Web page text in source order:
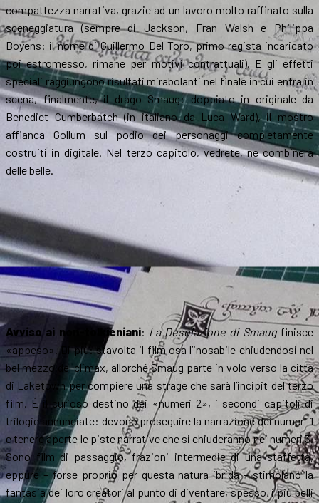
compattezza narrativa, grazie ad un lavoro molto raffinato sulla
sceneggiatura (sempre di Jackson, Fran Walsh e Philippa
Boyens: il nome di Guillermo Del Toro, primo regista incaricato
poi estromesso, rimane per motivi contrattuali). E gli effetti
speciali raggiungono risultati mirabolanti nel finale in cui entra in
scena, finalmente, il drago Smaug: doppiato in originale da
Benedict Cumberbatch (in italiano da Luca Ward), il mostro
affianca Gollum sul podio dei personaggi completamente
costruiti in digitale. Nel terzo capitolo, vedrete, ne combinerà
delle belle.
Avviso ai non-tolkieniani: La Desolazione di Smaugfinisce
«appeso». Di più: stavolta il film osa l’inosabile chiudendosi nel
bel mezzo del climax, allorché Smaug parte in volo verso la città
di Laketown per compiere una strage che sarà l’incipit del terzo
film. È il curioso destino dei «numeri 2», i secondi capitoli di
trilogie annunciate: devono proseguire la narrazione dei numeri 1
e tenere aperte le piste narrative che si chiuderanno nei numeri 3.
Sono film di passaggio, frazioni intermedie di una staffetta,
eppure – forse proprio per questa natura ibrida – stimolano la
fantasia dei loro creatori al punto di diventare, spesso, i più belli